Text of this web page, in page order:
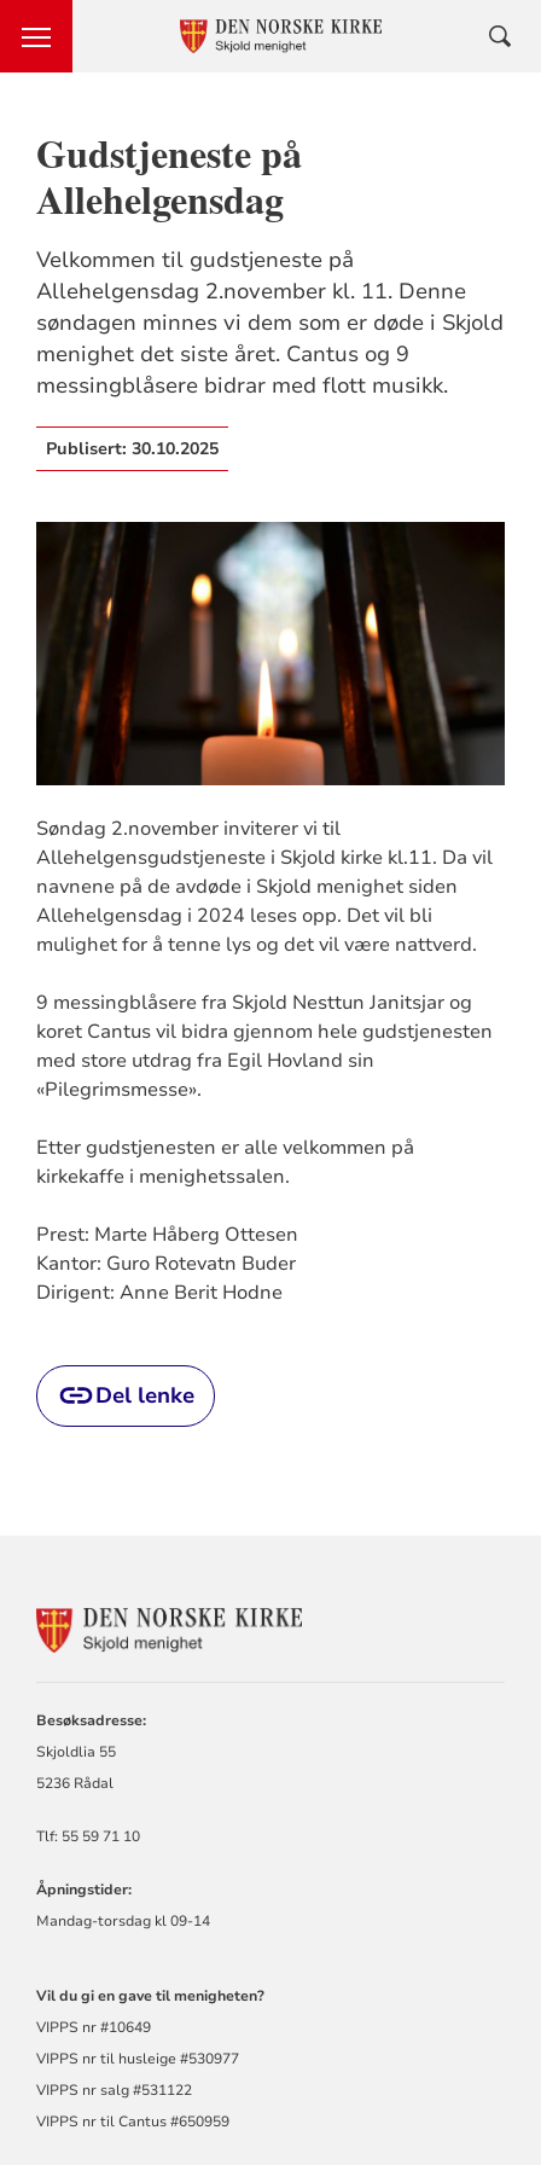
Gudstjeneste på
Allehelgensdag
Velkommen til gudstjeneste på
Allehelgensdag 2.november kl. 11. Denne
søndagen minnes vi dem som er døde i Skjold
menighet det siste året. Cantus og 9
messingblåsere bidrar med flott musikk.
Publisert: 30.10.2025
Søndag 2.november inviterer vi til
Allehelgensgudstjeneste i Skjold kirke kl.11. Da vil
navnene på de avdøde i Skjold menighet siden
Allehelgensdag i 2024 leses opp. Det vil bli
mulighet for å tenne lys og det vil være nattverd.
9 messingblåsere fra Skjold Nesttun Janitsjar og
koret Cantus vil bidra gjennom hele gudstjenesten
med store utdrag fra Egil Hovland sin
«Pilegrimsmesse».
Etter gudstjenesten er alle velkommen på
kirkekaffe i menighetssalen.
Prest: Marte Håberg Ottesen
Kantor: Guro Rotevatn Buder
Dirigent: Anne Berit Hodne
Del lenke
KONTAKTINFORMASJON
Besøksadresse:
Skjoldlia 55
5236 Rådal
Tlf: 55 59 71 10
Åpningstider:
Mandag-torsdag kl 09-14
Vil du gi en gave til menigheten?
VIPPS nr #10649
VIPPS nr til husleige #530977
VIPPS nr salg #531122
VIPPS nr til Cantus #650959